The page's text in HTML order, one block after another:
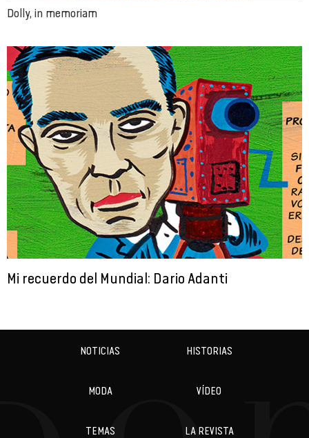
Dolly, in memoriam
Mi recuerdo del Mundial: Dario Adanti
NOTICIAS HISTORIAS
MODA VÍDEO
TEMAS LA REVISTA